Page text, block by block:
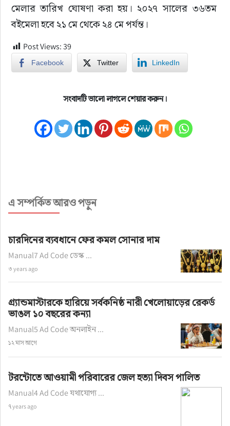
মেলার তারিখ ঘোষণা করা হয়। ২০২৭ সালের ৩৬তম
বইমেলা হবে ২১ মে থেকে ২৪ মে পর্যন্ত।
Post Views:39
Facebook Twitter LinkedIn
সংবাদটি ভালো লাগলে শেয়ার করুন।
এ সম্পর্কিত আরও পড়ুন
চারদিনের ব্যবধানে ফের কমল সোনার দাম
Manual7 Ad Code ডেস্ক ...
৩ years ago
গ্র্যান্ডমাস্টারকে হারিয়ে সর্বকনিষ্ঠ নারী খেলোয়াড়ের রেকর্ড
ভাঙল ১০ বছরের কন্যা
Manual5 Ad Code অনলাইন ...
১২ মাস আগে
টরন্টোতে আওয়ামী পরিবারের জেল হত্যা দিবস পালিত
Manual4 Ad Code যথাযোগ্য ...
৭ years ago